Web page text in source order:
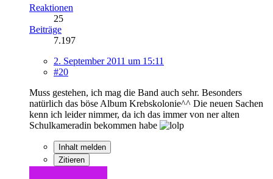
Reaktionen
25
Beiträge
7.197
2. September 2011 um 15:11
#20
Muss gestehen, ich mag die Band auch sehr. Besonders
natürlich das böse Album Krebskolonie^^ Die neuen Sachen
kenn ich leider nimmer, da ich das immer von ner alten
Schulkameradin bekommen habe
Inhalt melden
Zitieren